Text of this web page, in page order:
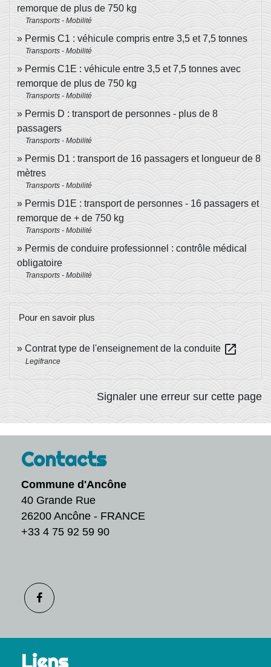
remorque de plus de 750 kg
Transports - Mobilité
Permis C1 : véhicule compris entre 3,5 et 7,5 tonnes
Transports - Mobilité
Permis C1E : véhicule entre 3,5 et 7,5 tonnes avec
remorque de plus de 750 kg
Transports - Mobilité
Permis D : transport de personnes - plus de 8
passagers
Transports - Mobilité
Permis D1 : transport de 16 passagers et longueur de 8
mètres
Transports - Mobilité
Permis D1E : transport de personnes - 16 passagers et
remorque de + de 750 kg
Transports - Mobilité
Permis de conduire professionnel : contrôle médical
obligatoire
Transports - Mobilité
Pour en savoir plus
Contrat type de l'enseignement de la conduite open_in_new
Legifrance
Signaler une erreur sur cette page
Contacts
Commune d'Ancône
40 Grande Rue
26200 Ancône - FRANCE
+33 4 75 92 59 90
Liens